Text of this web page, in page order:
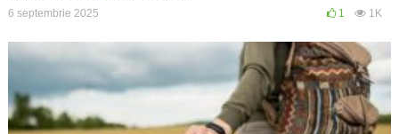
6 septembrie 2025 1 1K